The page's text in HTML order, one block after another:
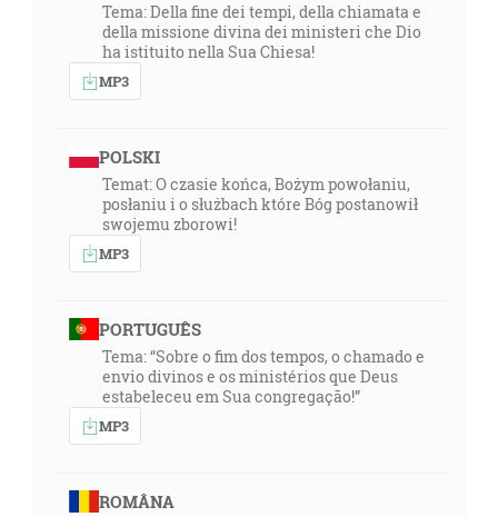
Tema: Della fine dei tempi, della chiamata e
della missione divina dei ministeri che Dio
ha istituito nella Sua Chiesa!
MP3
POLSKI
Temat: O czasie końca, Bożym powołaniu,
posłaniu i o służbach które Bóg postanowił
swojemu zborowi!
MP3
PORTUGUÊS
Tema: “Sobre o fim dos tempos, o chamado e
envio divinos e os ministérios que Deus
estabeleceu em Sua congregação!”
MP3
ROMÂNA